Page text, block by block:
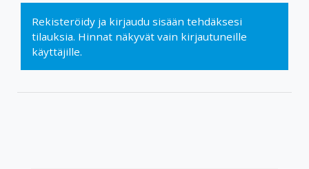
Rekisteröidy ja kirjaudu sisään tehdäksesi
tilauksia. Hinnat näkyvät vain kirjautuneille
käyttäjille.